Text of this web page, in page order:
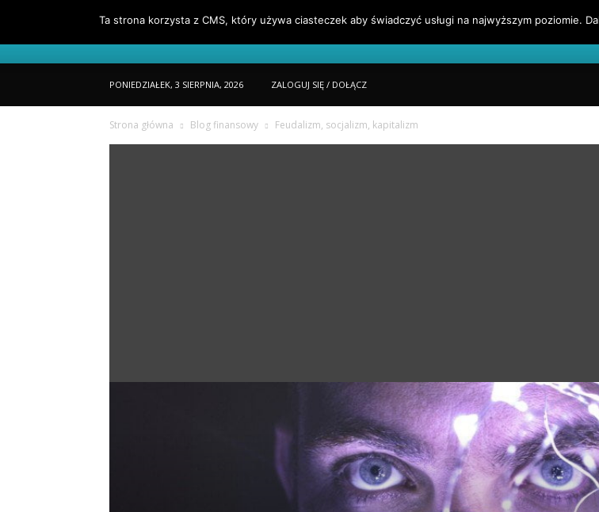
O Mnie Jak Czytać Portal Blog Finansowy Sygnały Handlowe
PONIEDZIAŁEK, 3 SIERPNIA, 2026 ZALOGUJ SIĘ / DOŁĄCZ
Strona główna Blog finansowy Feudalizm, socjalizm, kapitalizm
Ta strona korzysta z CMS, który używa ciasteczek aby świadczyć usługi na najwyższym poziomie.